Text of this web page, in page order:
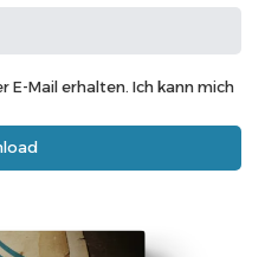
Mail erhalten. Ich kann mich